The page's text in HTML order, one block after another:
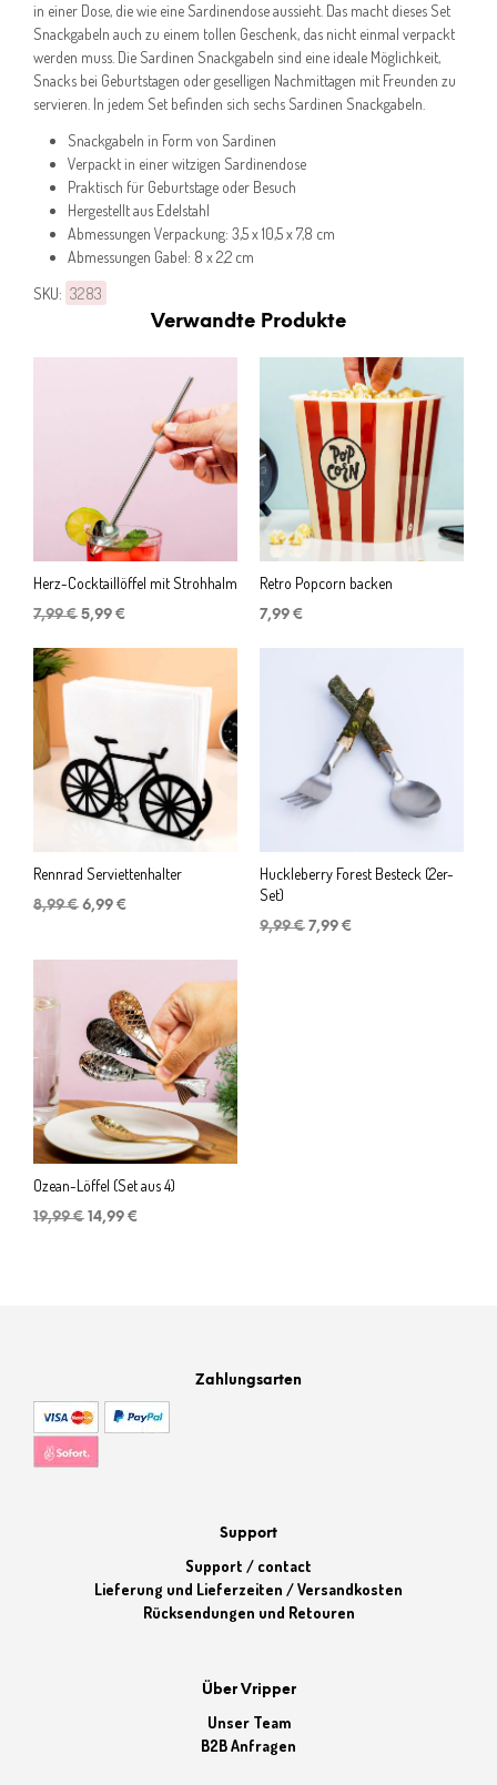
in einer Dose, die wie eine Sardinendose aussieht. Das macht dieses Set
Snackgabeln auch zu einem tollen Geschenk, das nicht einmal verpackt
werden muss. Die Sardinen Snackgabeln sind eine ideale Möglichkeit,
Snacks bei Geburtstagen oder geselligen Nachmittagen mit Freunden zu
servieren. In jedem Set befinden sich sechs Sardinen Snackgabeln.
Snackgabeln in Form von Sardinen
Verpackt in einer witzigen Sardinendose
Praktisch für Geburtstage oder Besuch
Hergestellt aus Edelstahl
Abmessungen Verpackung: 3,5 x 10,5 x 7,8 cm
Abmessungen Gabel: 8 x 2,2 cm
SKU: 3283
Verwandte Produkte
Herz-Cocktaillöffel mit Strohhalm
7,99€ Ursprünglicher
war:
5,99 €
ist:
Retro Popcorn backen
7,99 €
Rennrad Serviettenhalter
8,99€ Ursprünglicher
8,99 €
6,99 €
6,99 €.
Huckleberry Forest Besteck (2er-
Set)
9,99€ Ursprünglicher
7,99 €
Ozean-Löffel (Set aus 4)
19,99€ Ursprünglicher
14,99 €
Zahlungsarten
Support
Support / contact
Lieferung und Lieferzeiten / Versandkosten
Rücksendungen und Retouren
Über Vripper
Unser Team
B2B Anfragen